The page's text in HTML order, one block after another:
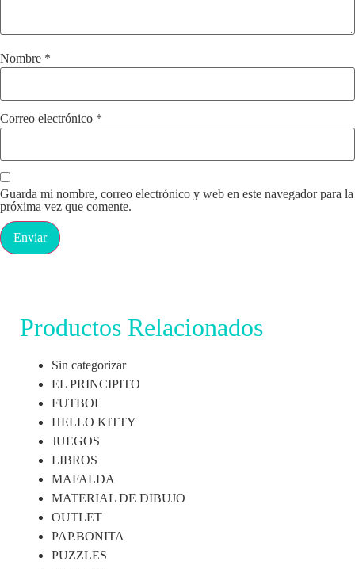
Nombre *
Correo electrónico *
Guarda mi nombre, correo electrónico y web en este navegador para la
próxima vez que comente.
Productos Relacionados
Sin categorizar
EL PRINCIPITO
FUTBOL
HELLO KITTY
JUEGOS
LIBROS
MAFALDA
MATERIAL DE DIBUJO
OUTLET
PAP.BONITA
PUZZLES